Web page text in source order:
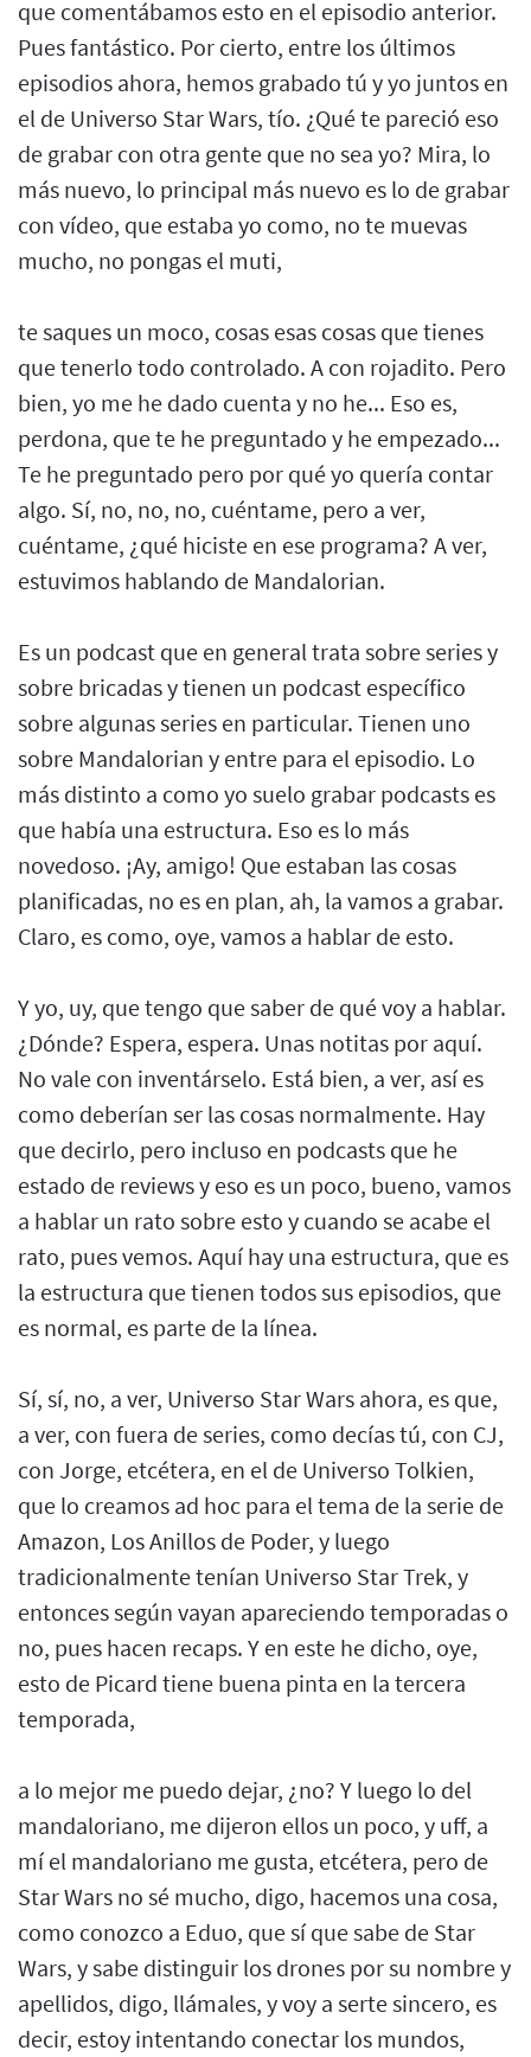
que comentábamos esto en el episodio anterior.
Pues fantástico. Por cierto, entre los últimos
episodios ahora, hemos grabado tú y yo juntos en
el de Universo Star Wars, tío. ¿Qué te pareció eso
de grabar con otra gente que no sea yo? Mira, lo
más nuevo, lo principal más nuevo es lo de grabar
con vídeo, que estaba yo como, no te muevas
mucho, no pongas el muti,
te saques un moco, cosas esas cosas que tienes
que tenerlo todo controlado. A con rojadito. Pero
bien, yo me he dado cuenta y no he... Eso es,
perdona, que te he preguntado y he empezado...
Te he preguntado pero por qué yo quería contar
algo. Sí, no, no, no, cuéntame, pero a ver,
cuéntame, ¿qué hiciste en ese programa? A ver,
estuvimos hablando de Mandalorian.
Es un podcast que en general trata sobre series y
sobre bricadas y tienen un podcast específico
sobre algunas series en particular. Tienen uno
sobre Mandalorian y entre para el episodio. Lo
más distinto a como yo suelo grabar podcasts es
que había una estructura. Eso es lo más
novedoso. ¡Ay, amigo! Que estaban las cosas
planificadas, no es en plan, ah, la vamos a grabar.
Claro, es como, oye, vamos a hablar de esto.
Y yo, uy, que tengo que saber de qué voy a hablar.
¿Dónde? Espera, espera. Unas notitas por aquí.
No vale con inventárselo. Está bien, a ver, así es
como deberían ser las cosas normalmente. Hay
que decirlo, pero incluso en podcasts que he
estado de reviews y eso es un poco, bueno, vamos
a hablar un rato sobre esto y cuando se acabe el
rato, pues vemos. Aquí hay una estructura, que es
la estructura que tienen todos sus episodios, que
es normal, es parte de la línea.
Sí, sí, no, a ver, Universo Star Wars ahora, es que,
a ver, con fuera de series, como decías tú, con CJ,
con Jorge, etcétera, en el de Universo Tolkien,
que lo creamos ad hoc para el tema de la serie de
Amazon, Los Anillos de Poder, y luego
tradicionalmente tenían Universo Star Trek, y
entonces según vayan apareciendo temporadas o
no, pues hacen recaps. Y en este he dicho, oye,
esto de Picard tiene buena pinta en la tercera
temporada,
a lo mejor me puedo dejar, ¿no? Y luego lo del
mandaloriano, me dijeron ellos un poco, y uff, a
mí el mandaloriano me gusta, etcétera, pero de
Star Wars no sé mucho, digo, hacemos una cosa,
como conozco a Eduo, que sí que sabe de Star
Wars, y sabe distinguir los drones por su nombre y
apellidos, digo, llámales, y voy a serte sincero, es
decir, estoy intentando conectar los mundos,